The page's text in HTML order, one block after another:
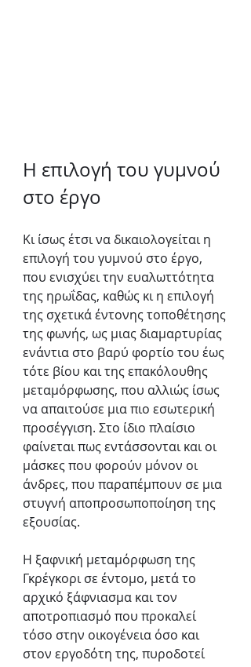
Η επιλογή του γυμνού
στο έργο
Κι ίσως έτσι να δικαιολογείται η
επιλογή του γυμνού στο έργο,
που ενισχύει την ευαλωττότητα
της ηρωΐδας, καθώς κι η επιλογή
της σχετικά έντονης τοποθέτησης
της φωνής, ως μιας διαμαρτυρίας
ενάντια στο βαρύ φορτίο του έως
τότε βίου και της επακόλουθης
μεταμόρφωσης, που αλλιώς ίσως
να απαιτούσε μια πιο εσωτερική
προσέγγιση. Στο ίδιο πλαίσιο
φαίνεται πως εντάσσονται και οι
μάσκες που φορούν μόνον οι
άνδρες, που παραπέμπουν σε μια
στυγνή αποπροσωποποίηση της
εξουσίας.
Η ξαφνική μεταμόρφωση της
Γκρέγκορι σε έντομο, μετά το
αρχικό ξάφνιασμα και τον
αποτροπιασμό που προκαλεί
τόσο στην οικογένεια όσο και
στον εργοδότη της, πυροδοτεί